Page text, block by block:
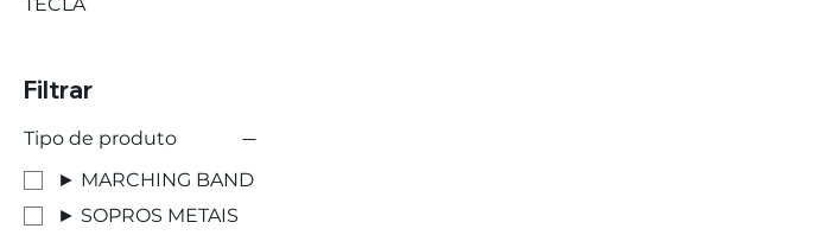
Filtrar
Tipo de produto
► MARCHING BAND
► SOPROS METAIS